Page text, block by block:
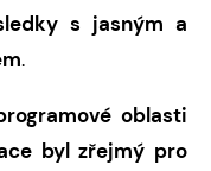
s jasným a
.
oblasti
byl zřejmý pro